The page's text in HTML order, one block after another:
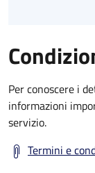
Per conoscere i
informazioni
servizio.
Termini e